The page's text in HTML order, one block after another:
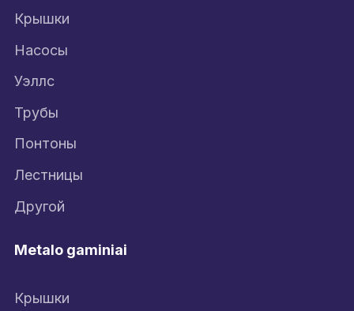
Крышки
Насосы
Уэллс
Трубы
Понтоны
Лестницы
Другой
Metalo gaminiai
Крышки